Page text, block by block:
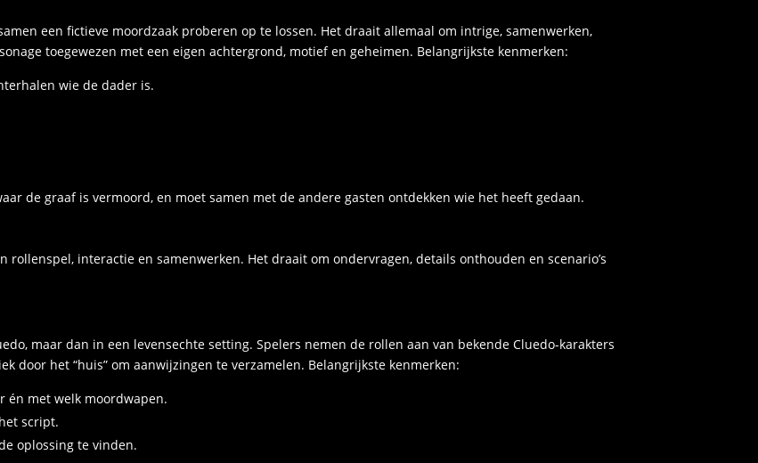
een fictieve moordzaak proberen op te lossen. Het draait allemaal om intrige, samenwerken,
toegewezen met een eigen achtergrond, motief en geheimen. Belangrijkste kenmerken:
wie de dader is.
de graaf is vermoord, en moet samen met de andere gasten ontdekken wie het heeft gedaan.
rollenspel, interactie en samenwerken. Het draait om ondervragen, details onthouden en scenario’s
maar dan in een levensechte setting. Spelers nemen de rollen aan van bekende Cluedo-karakters
door het “huis” om aanwijzingen te verzamelen. Belangrijkste kenmerken:
én met welk moordwapen.
script.
oplossing te vinden.